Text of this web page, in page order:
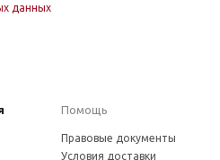
данных
Помощь
Правовые документы
Условия доставки